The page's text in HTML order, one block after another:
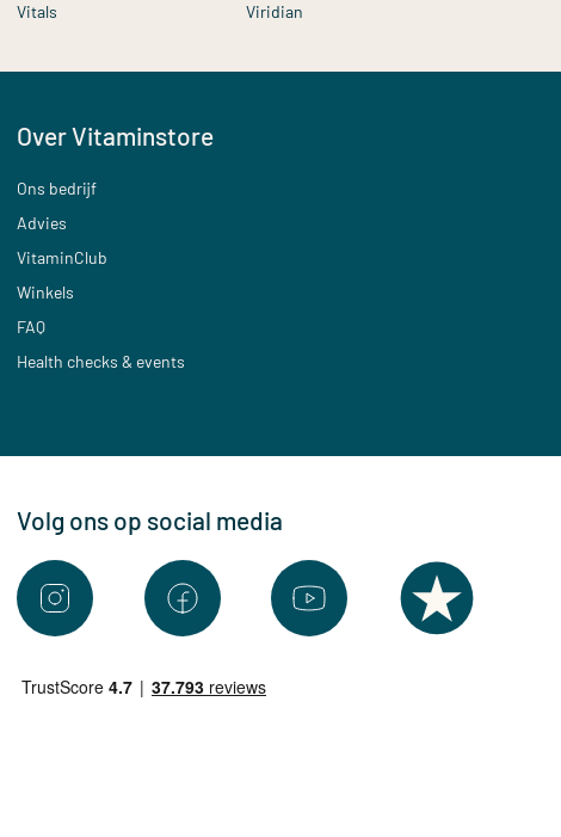
Vitals
Viridian
Over Vitaminstore
Ons bedrijf
Advies
VitaminClub
Winkels
FAQ
Health checks & events
Volg ons op social media